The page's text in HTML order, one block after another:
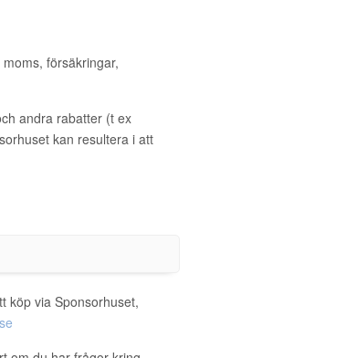
försäkringar,
andra rabatter (t ex
kan resultera i att
köp via Sponsorhuset,